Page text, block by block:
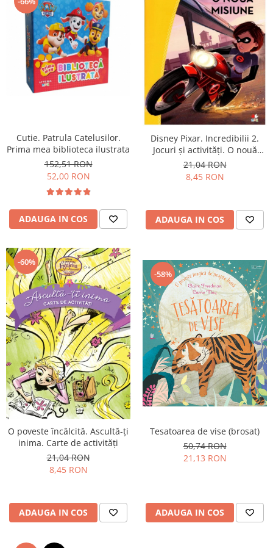
Usborne
Cutie. Patrula Catelusilor.
Prima mea biblioteca ilustrata
152,51 RON
52,00 RON
ADAUGA IN COS
Disney Pixar. Incredibilii 2.
Jocuri și activități. O nouă
misiune
21,04 RON
8,45 RON
ADAUGA IN COS
-60%
O poveste încâlcită. Ascultă-ți
inima. Carte de activități
21,04 RON
8,45 RON
ADAUGA IN COS
-58%
Tesatoarea de vise (brosat)
50,74 RON
21,13 RON
ADAUGA IN COS